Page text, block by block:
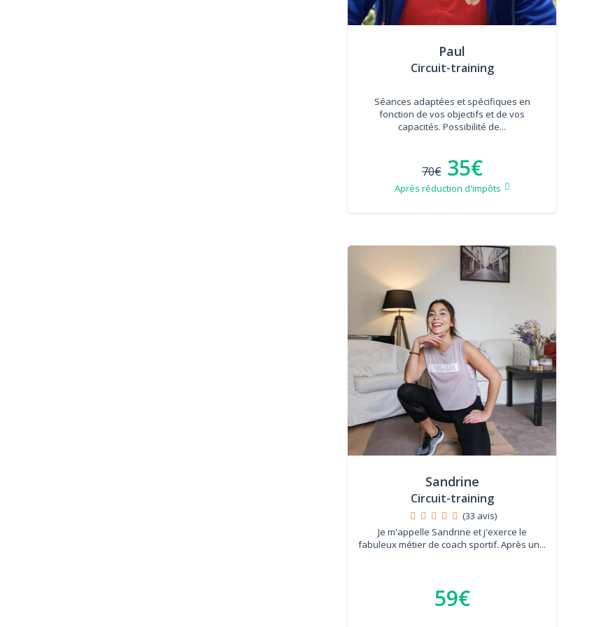
Paul
Circuit-training
Séances adaptées et spécifiques en
fonction de vos objectifs et de vos
capacités. Possibilité de...
70€ 35€
Après réduction d'impôts
Sandrine
Circuit-training
(33 avis)
Je m'appelle Sandrine et j'exerce le
fabuleux métier de coach sportif. Après un...
59€